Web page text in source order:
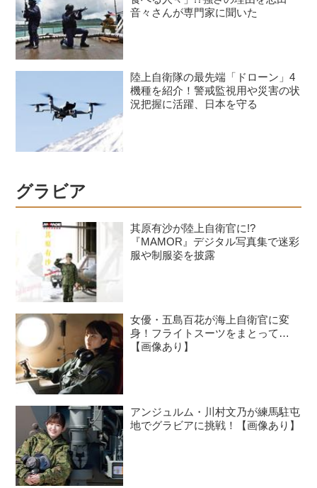
音々さんが専門家に聞いた
陸上自衛隊の最先端「ドローン」4
機種を紹介！警戒監視用や災害の状
況把握に活躍、日本を守る
グラビア
其原有沙が陸上自衛官に!?
『MAMOR』デジタル写真集で迷彩
服や制服姿を披露
女優・五島百花が海上自衛官に変
身！フライトスーツをまとって…
【画像あり】
アンジュルム・川村文乃が練馬駐屯
地でグラビアに挑戦！【画像あり】